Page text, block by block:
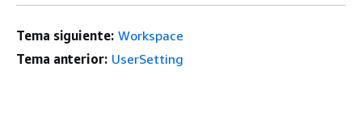
Tema siguiente: Workspace
Tema anterior: UserSetting